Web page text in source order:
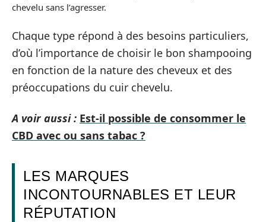
chevelu sans l’agresser.
Chaque type répond à des besoins particuliers,
d’où l’importance de choisir le bon shampooing
en fonction de la nature des cheveux et des
préoccupations du cuir chevelu.
A voir aussi : Est-il possible de consommer le
CBD avec ou sans tabac ?
LES MARQUES
INCONTOURNABLES ET LEUR
RÉPUTATION